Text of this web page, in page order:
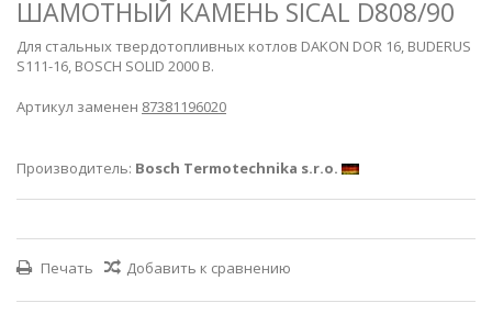
ШАМОТНЫЙ КАМЕНЬ SICAL D808/90
Для стальных твердотопливных котлов DAKON DOR 16, BUDERUS
S111-16, BOSCH SOLID 2000 B.
Артикул заменен 87381196020
Производитель: Bosch Termotechnika s.r.o.
Печать Добавить к сравнению